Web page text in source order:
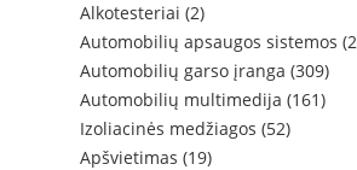
Alkotesteriai (2)
Automobilių apsaugos sistemos
Automobilių garso įranga (309)
Automobilių multimedija (161)
Izoliacinės medžiagos (52)
Apšvietimas (19)